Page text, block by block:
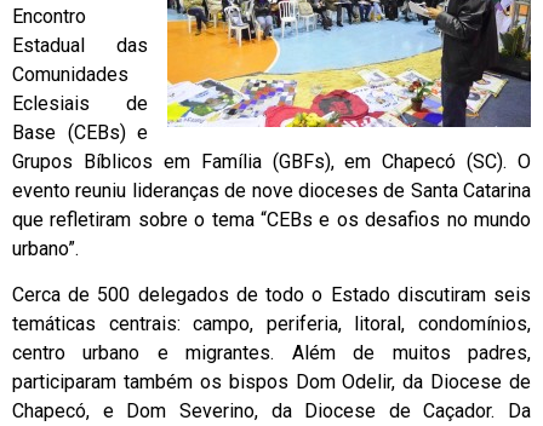
Encontro
Estadual das
Comunidades
Eclesiais de
Base (CEBs) e
Grupos Bíblicos em Família (GBFs), em Chapecó (SC). O
evento reuniu lideranças de nove dioceses de Santa Catarina
que refletiram sobre o tema “CEBs e os desafios no mundo
urbano”.
Cerca de 500 delegados de todo o Estado discutiram seis
temáticas centrais: campo, periferia, litoral, condomínios,
centro urbano e migrantes. Além de muitos padres,
participaram também os bispos Dom Odelir, da Diocese de
Chapecó, e Dom Severino, da Diocese de Caçador. Da